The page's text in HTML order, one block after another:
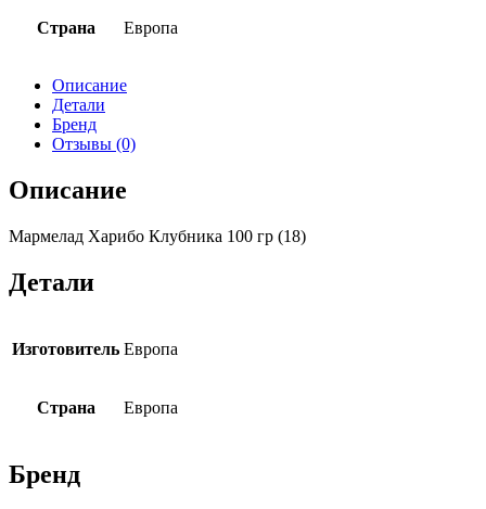
Страна Европа
Описание
Детали
Бренд
Отзывы (0)
Описание
Мармелад Харибо Клубника 100 гр (18)
Детали
Изготовитель Европа
Страна Европа
Бренд